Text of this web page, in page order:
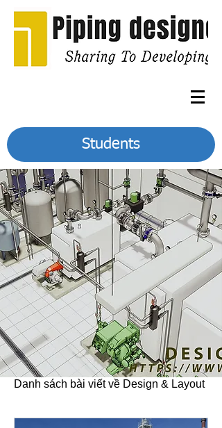
Students
Danh sách bài viết về Design & Layout